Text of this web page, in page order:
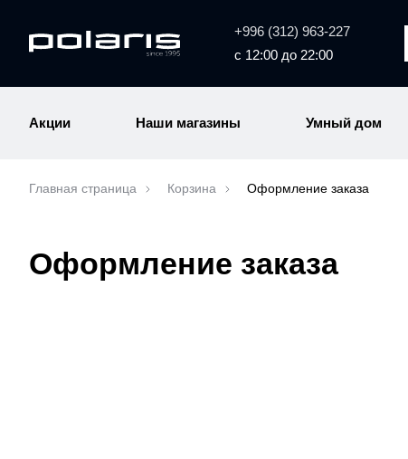
+996 (312) 963-227
с 12:00 до 22:00
Акции Наши магазины Умный дом
Главная страница Корзина Оформление заказа
Оформление заказа